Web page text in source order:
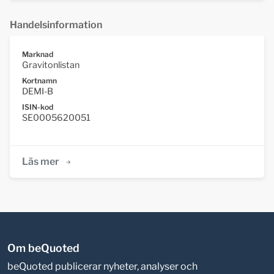
Handelsinformation
Marknad
Gravitonlistan
Kortnamn
DEMI-B
ISIN-kod
SE0005620051
Läs mer
Om beQuoted
beQuoted publicerar nyheter, analyser och